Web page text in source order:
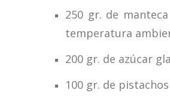
250 gr. de
temperatura
200 gr. de azúcar
100 gr. de